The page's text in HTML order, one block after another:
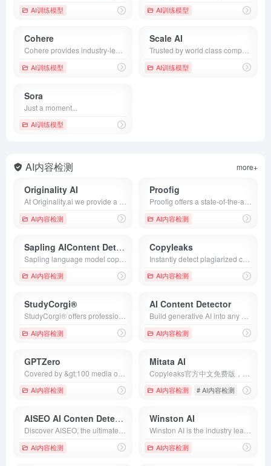
AI训练模型 AI训练模型
Cohere
AI训练模型
Scale AI
AI训练模型
Sora
Just a moment...
AI训练模型
AI内容检测 more+
Originality AI
AI内容检测
Proofig
AI内容检测
Sapling AIContent Detector
AI内容检测
Copyleaks
AI内容检测
StudyCorgi®
AI内容检测
AI Content Detector
AI内容检测
GPTZero
AI内容检测
Mitata AI
AI内容检测 # AI内容检测 # AI智能
AISEO AI Conten Detector
AI内容检测
Winston AI
AI内容检测